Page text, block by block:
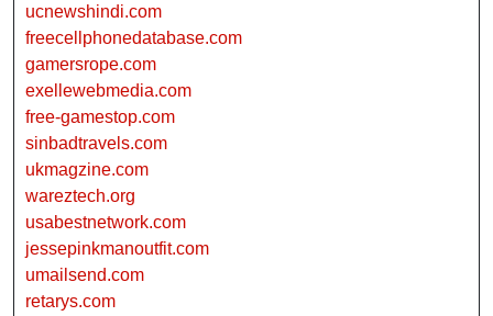
ucnewshindi.com
freecellphonedatabase.com
gamersrope.com
exellewebmedia.com
free-gamestop.com
sinbadtravels.com
ukmagzine.com
wareztech.org
usabestnetwork.com
jessepinkmanoutfit.com
umailsend.com
retarys.com